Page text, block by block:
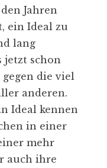
Jahren
ein Ideal zu
lang
jetzt schon
die viel
anderen.
Ideal kennen
in einer
mehr
auch ihre